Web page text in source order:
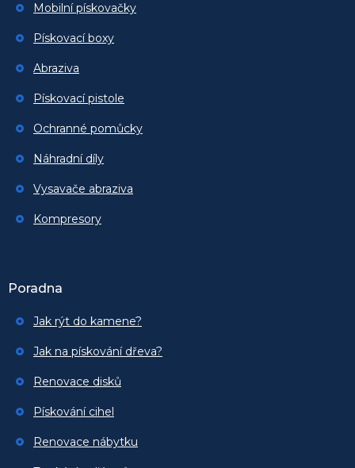
Mobilní pískovačky
Pískovací boxy
Abraziva
Pískovací pistole
Ochranné pomůcky
Náhradní díly
Vysavače abraziva
Kompresory
Poradna
Jak rýt do kamene?
Jak na pískování dřeva?
Renovace disků
Pískování cihel
Renovace nábytku